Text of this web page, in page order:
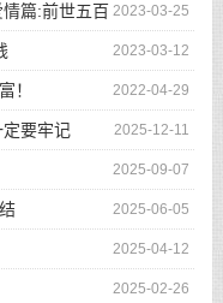
2023-03-25
篇:前世五百
2023-03-12
2022-04-29
！
2025-12-11
要牢记
2025-09-07
2025-06-05
2025-04-12
2025-02-26